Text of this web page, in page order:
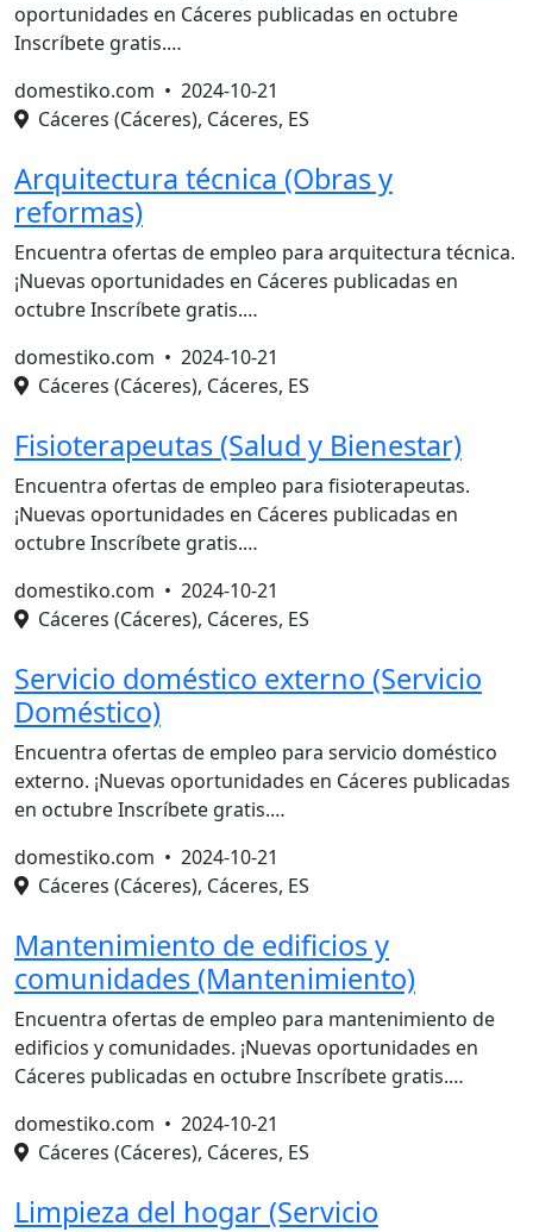
oportunidades en Cáceres publicadas en octubre
Inscríbete gratis.…
domestiko.com • 2024-10-21
Cáceres (Cáceres), Cáceres, ES
Arquitectura técnica (Obras y
reformas)
Encuentra ofertas de empleo para arquitectura técnica.
¡Nuevas oportunidades en Cáceres publicadas en
octubre Inscríbete gratis.…
domestiko.com • 2024-10-21
Cáceres (Cáceres), Cáceres, ES
Fisioterapeutas (Salud y Bienestar)
Encuentra ofertas de empleo para fisioterapeutas.
¡Nuevas oportunidades en Cáceres publicadas en
octubre Inscríbete gratis.…
domestiko.com • 2024-10-21
Cáceres (Cáceres), Cáceres, ES
Servicio doméstico externo (Servicio
Doméstico)
Encuentra ofertas de empleo para servicio doméstico
externo. ¡Nuevas oportunidades en Cáceres publicadas
en octubre Inscríbete gratis.…
domestiko.com • 2024-10-21
Cáceres (Cáceres), Cáceres, ES
Mantenimiento de edificios y
comunidades (Mantenimiento)
Encuentra ofertas de empleo para mantenimiento de
edificios y comunidades. ¡Nuevas oportunidades en
Cáceres publicadas en octubre Inscríbete gratis.…
domestiko.com • 2024-10-21
Cáceres (Cáceres), Cáceres, ES
Limpieza del hogar (Servicio